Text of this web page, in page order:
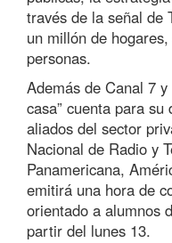
través de la señal de
un millón de
personas.
Además de Canal 7
casa” cuenta para
aliados del sector
Nacional de Radio y
Panamericana,
emitirá una hora de
orientado a alumnos
partir del lunes 13.